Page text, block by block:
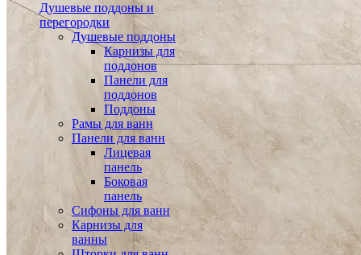
Душевые поддоны и
перегородки
Душевые поддоны
Карнизы для
поддонов
Панели для
поддонов
Поддоны
Рамы для ванн
Панели для ванн
Лицевая
панель
Боковая
панель
Сифоны для ванн
Карнизы для
ванны